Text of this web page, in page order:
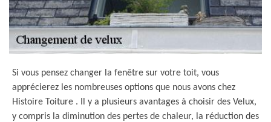
Si vous pensez changer la fenêtre sur votre toit, vous
apprécierez les nombreuses options que nous avons chez
Histoire Toiture . Il y a plusieurs avantages à choisir des Velux,
y compris la diminution des pertes de chaleur, la réduction des